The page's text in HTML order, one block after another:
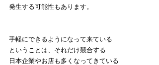
発生する可能性もあります。
手軽にできるようになって来ている
ということは、それだけ競合する
日本企業やお店も多くなってきている